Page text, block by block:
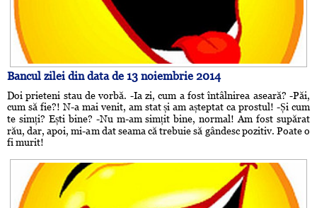
Bancul zilei din data de 13 noiembrie 2014
Doi prieteni stau de vorbă. -Ia zi, cum a fost întâlnirea aseară? -Păi,
cum să fie?! N-a mai venit, am stat și am așteptat ca prostul! -Și cum
te simți? Ești bine? -Nu m-am simțit bine, normal! Am fost supărat
rău, dar, apoi, mi-am dat seama că trebuie să gândesc pozitiv. Poate o
fi murit!